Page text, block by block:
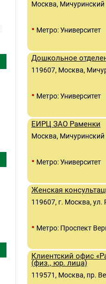
Москва, Мичуринский
• Метро: Университет
Дошкольное
119607, Москва,
• Метро: Университет
ЕИРЦ ЗАО Раменки
Москва, Мичуринский
• Метро: Университет
Женская
119607, г. Москва, ул.
• Метро: Проспект
Клиентский офис
(физ., юр. лица)
119571, Москва, пр.